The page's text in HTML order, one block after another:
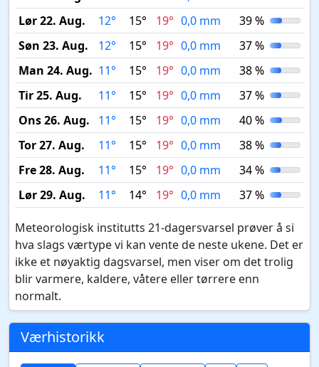
Lør 22. Aug.
12° 15° 19° 0,0 mm
39 %
Søn 23. Aug.
12° 15° 19° 0,0 mm
37 %
Man 24. Aug. 11° 15° 19° 0,0 mm
38 %
Tir 25. Aug.
11° 15° 19° 0,0 mm
37 %
Ons 26. Aug.
11° 15° 19° 0,0 mm
40 %
Tor 27. Aug.
11° 15° 19° 0,0 mm
38 %
Fre 28. Aug.
11° 15° 19° 0,0 mm
34 %
Lør 29. Aug.
11° 14° 19° 0,0 mm 37 %
Meteorologisk institutts 21-dagersvarsel prøver å si
hva slags værtype vi kan vente de neste ukene. Det er
ikke et nøyaktig dagsvarsel, men viser om det trolig
blir varmere, kaldere, våtere eller tørrere enn
normalt.
Værhistorikk